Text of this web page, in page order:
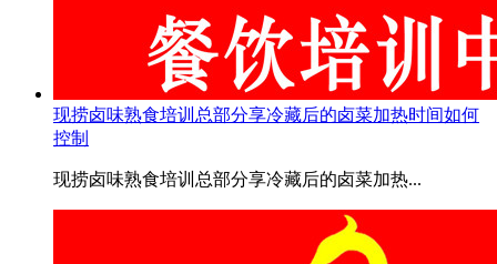
现捞卤味熟食培训总部分享冷藏后的卤菜加热时间如何
控制
现捞卤味熟食培训总部分享冷藏后的卤菜加热...